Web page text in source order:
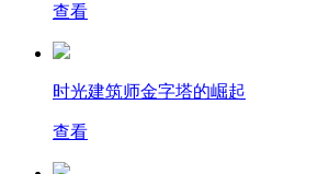
查看
时光建筑师金字塔的崛起
查看